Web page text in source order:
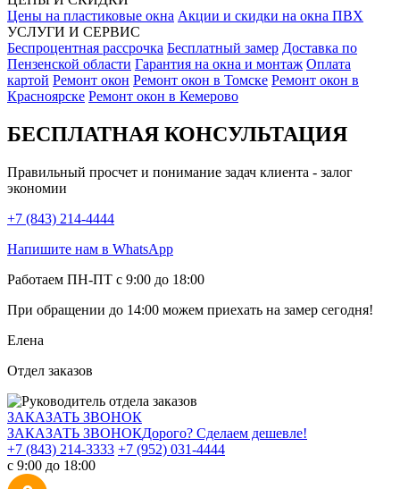
Цены на пластиковые окна Акции и скидки на окна ПВХ
УСЛУГИ И СЕРВИС
Беспроцентная рассрочка Бесплатный замер Доставка по
Пензенской области Гарантия на окна и монтаж Оплата
картой Ремонт окон Ремонт окон в Томске Ремонт окон в
Красноярске Ремонт окон в Кемерово
БЕСПЛАТНАЯ КОНСУЛЬТАЦИЯ
Правильный просчет и понимание задач клиента - залог
экономии
+7 (843) 214-4444
Напишите нам в WhatsApp
Работаем ПН-ПТ с 9:00 до 18:00
При обращении до 14:00 можем приехать на замер сегодня!
Елена
Отдел заказов
ЗАКАЗАТЬ ЗВОНОК
ЗАКАЗАТЬ ЗВОНОКДорого? Сделаем дешевле!
+7 (843) 214-3333 +7 (952) 031-4444
с 9:00 до 18:00